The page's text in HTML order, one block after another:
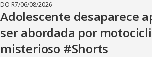
DO R7/06/08/2026
Adolescente desaparece
ser abordada por
misterioso #Shorts